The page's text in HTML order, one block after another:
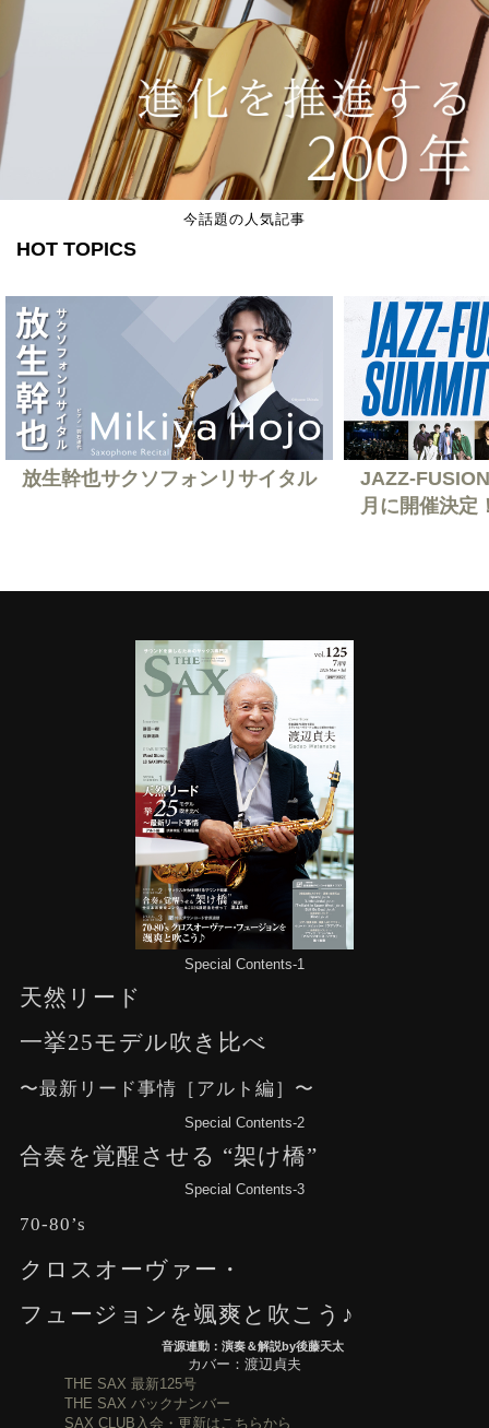
今話題の人気記事
HOT TOPICS
放生幹也サクソフォンリサイタル
JAZZ-
月に開催決定
Special Contents-1
天然リード
一挙25モデル吹き比べ
〜最新リード事情［アルト編］〜
Special Contents-2
合奏を覚醒させる “架け橋”
Special Contents-3
70-80’s
クロスオーヴァー・
フュージョンを颯爽と吹こう♪
音源連動：演奏＆解説by後藤天太
カバー：渡辺貞夫
THE SAX 最新125号
THE SAX バックナンバー
SAX CLUB入会・更新はこちらから